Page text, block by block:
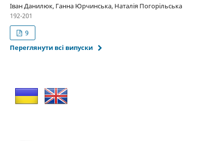
Іван Данилюк, Ганна Юрчинська, Наталія Погорільська
192-201
9
Переглянути всі випуски